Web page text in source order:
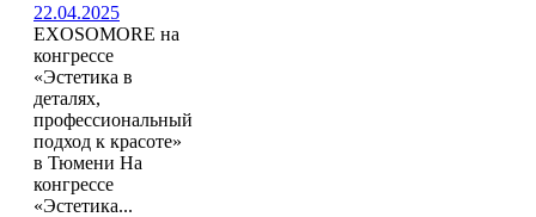
22.04.2025
EXOSOMORE на
конгрессе
«Эстетика в
деталях,
профессиональный
подход к красоте»
в Тюмени На
конгрессе
«Эстетика...